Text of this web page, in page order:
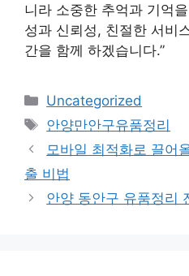
니라 소중한 추억과 기억
성과 신뢰성, 친절한 서비
간을 함께 하겠습니다.”
카
테
리
Uncategorized
태
그
안양만안구유품정리
모바일 최적화로 끌어
출 비법
안양 동안구 유품정리